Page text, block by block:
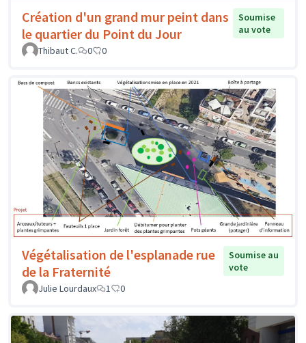
Création d'un grand mur peint dans
le quartier du Point du Jour
Soumise
au vote
Thibaut C.
0 0
Végétalisation de l'esplanade rue
de la Fraternité
Soumise au
vote
Julie Lourdaux
1 0